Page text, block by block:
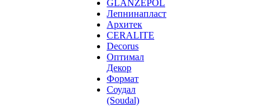
GLANZEPOL
Лепнинапласт
Архитек
CERALITE
Decorus
Оптимал
Декор
Формат
Соудал
(Soudal)